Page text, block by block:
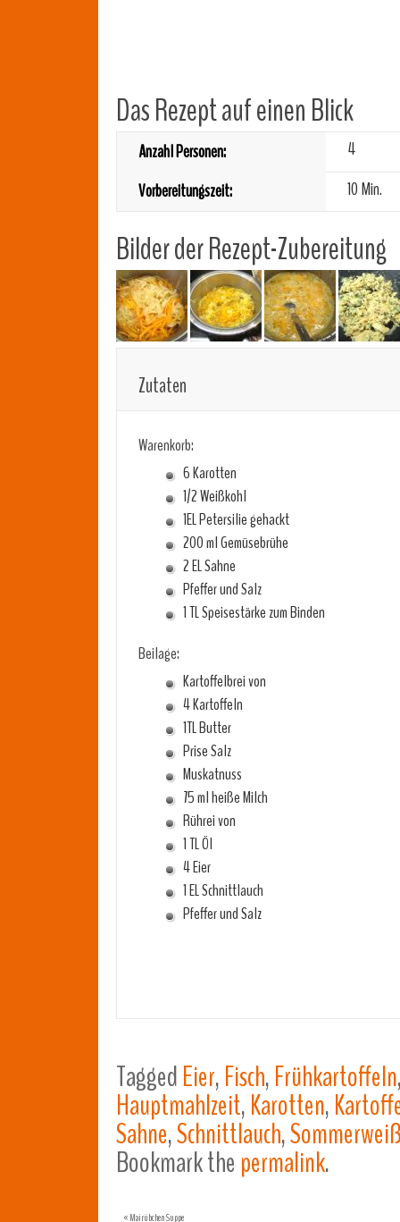
Das Rezept auf einen Blick
Anzahl Personen:
4
Vorbereitungszeit:
10 Min.
Bilder der Rezept-Zubereitung
Zutaten
Warenkorb:
6 Karotten
1/2 Weißkohl
1EL Petersilie gehackt
200 ml Gemüsebrühe
2 EL Sahne
Pfeffer und Salz
1 TL Speisestärke zum Binden
Beilage:
Kartoffelbrei von
4 Kartoffeln
1TL Butter
Prise Salz
Muskatnuss
75 ml heiße Milch
Rührei von
1 TL Öl
4 Eier
1 EL Schnittlauch
Pfeffer und Salz
TaggedEier,Fisch,Frühkartoffeln
Hauptmahlzeit,Karotten,
Sahne,Schnittlauch,
Bookmark the permalink.
«Mairübchen Suppe